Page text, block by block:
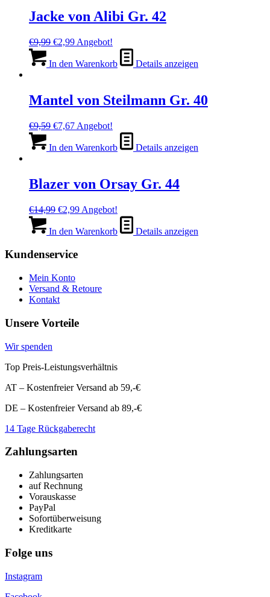
Jacke von Alibi Gr. 42
€9,99 Ursprünglicher
war:
€2,99Aktueller
ist:
Angebot!
In den Warenkorb Details anzeigen
Mantel von Steilmann Gr. 40
€9,59 Ursprünglicher
war:
€7,67Aktueller
ist:
Angebot!
In den Warenkorb Details anzeigen
Blazer von Orsay Gr. 44
€14,99 Ursprünglicher
war:
€2,99Aktueller
ist:
Angebot!
In den Warenkorb Details anzeigen
Kundenservice
Mein Konto
Versand & Retoure
Kontakt
Unsere Vorteile
Wir spenden
Top Preis-Leistungsverhältnis
AT – Kostenfreier Versand ab 59,-€
DE – Kostenfreier Versand ab 89,-€
14 Tage Rückgaberecht
Zahlungsarten
Zahlungsarten
auf Rechnung
Vorauskasse
PayPal
Sofortüberweisung
Kreditkarte
Folge uns
Instagram